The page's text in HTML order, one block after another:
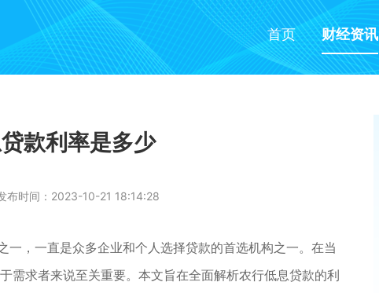
首页 财经资讯
款利率是多少
布时间：2023-10-21 18:14:28
一，一直是众多企业和个人选择贷款的首选机构之一。在当
需求者来说至关重要。本文旨在全面解析农行低息贷款的利